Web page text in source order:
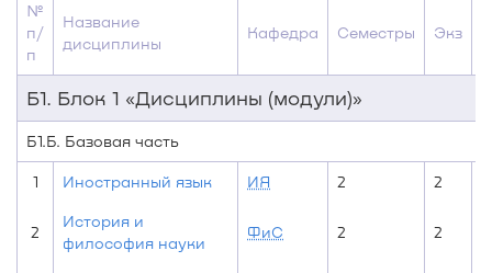
№
п/
п
Название
дисциплины
Кафедра Семестры Экз
Б1. Блок 1 «Дисциплины (модули)»
Б1.Б. Базовая часть
1 Иностранный язык ИЯ 2 2
2
История и
философия науки
ФиС 2 2